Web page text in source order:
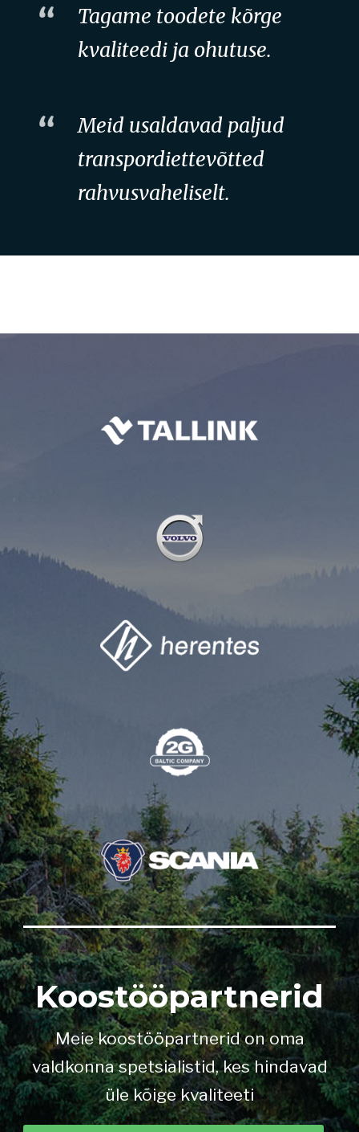
Tagame toodete kõrge
kvaliteedi ja ohutuse.
Meid usaldavad paljud
transpordiettevõtted
rahvusvaheliselt.
Koostööpartnerid
Meie koostööpartnerid on oma
valdkonna spetsialistid, kes hindavad
üle kõige kvaliteeti